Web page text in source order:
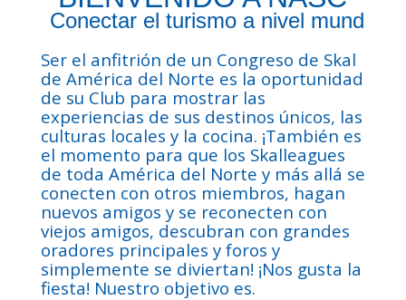
Conectar el turismo a nivel mundial
Ser el anfitrión de un Congreso de Skal
de América del Norte es la oportunidad
de su Club para mostrar las
experiencias de sus destinos únicos, las
culturas locales y la cocina. ¡También es
el momento para que los Skalleagues
de toda América del Norte y más allá se
conecten con otros miembros, hagan
nuevos amigos y se reconecten con
viejos amigos, descubran con grandes
oradores principales y foros y
simplemente se diviertan! ¡Nos gusta la
fiesta! Nuestro objetivo es.